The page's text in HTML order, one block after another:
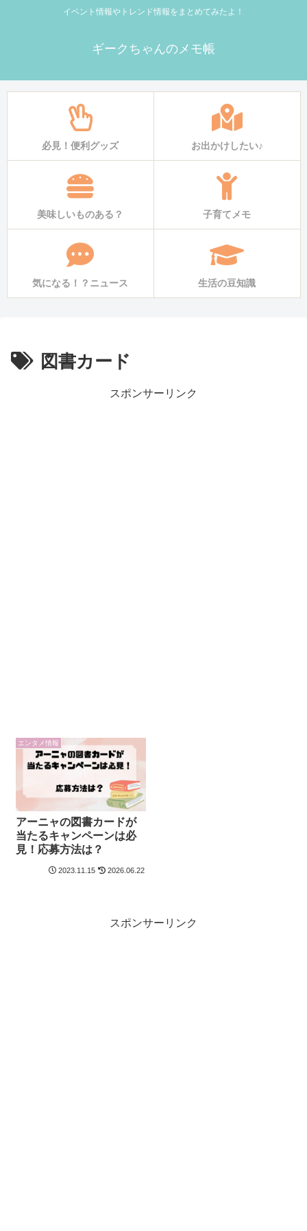
イベント情報やトレンド情報をまとめてみたよ！
ギークちゃんのメモ帳
必見！便利グッズ お出かけしたい♪
美味しいものある？ 子育てメモ
気になる！？ニュース 生活の豆知識
図書カード
スポンサーリンク
エンタメ情報
アーニャの図書カードが
当たるキャンペーンは必
見！応募方法は？
2023.11.15 2026.06.22
スポンサーリンク